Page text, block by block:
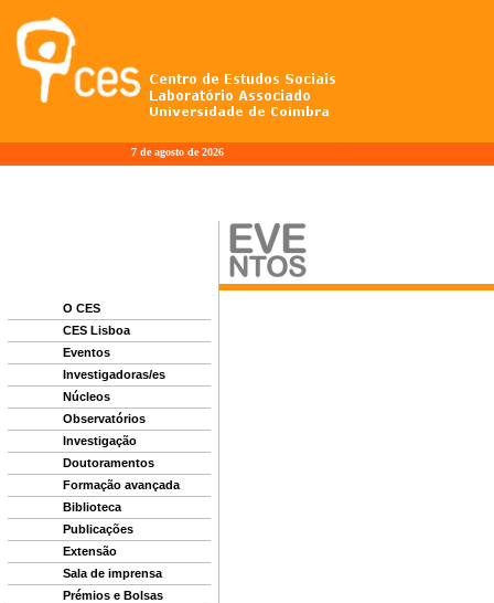
7 de agosto de 2026
O CES
CES Lisboa
Eventos
Investigadoras/es
Núcleos
Observatórios
Investigação
Doutoramentos
Formação avançada
Biblioteca
Publicações
Extensão
Sala de imprensa
Prémios e Bolsas